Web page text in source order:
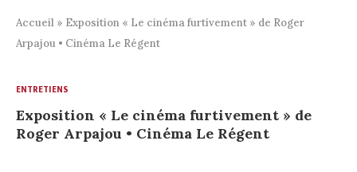
Accueil » Exposition « Le cinéma furtivement » de Roger
Arpajou • Cinéma Le Régent
ENTRETIENS
Exposition « Le cinéma furtivement » de
Roger Arpajou • Cinéma Le Régent